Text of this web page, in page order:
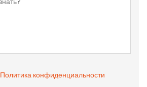
Политика конфиденциальности